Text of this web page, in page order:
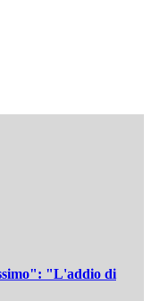
"L'addio di